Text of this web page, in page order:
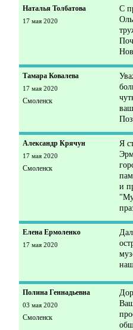
Наталья Толбатова
17 мая 2020
С
Тамара Ковалева
17 мая 2020
Смоленск
Александр Крячун
17 мая 2020
Смоленск
Я
и
Елена Ермоленко
17 мая 2020
Полина Геннадьевна
03 мая 2020
Смоленск